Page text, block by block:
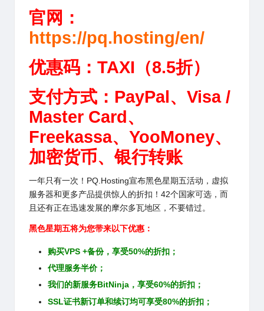
官网：
https://pq.hosting/en/
优惠码： TAXI（8.5折）
支付方式： PayPal、Visa /
Master Card、
Freekassa、YooMoney、
加密货币、银行转账
一年只有一次！PQ.Hosting宣布黑色星期五活动，虚拟
服务器和更多产品提供惊人的折扣！42个国家可选，而
且还有正在迅速发展的摩尔多瓦地区，不要错过。
黑色星期五将为您带来以下优惠：
购买VPS +备份，享受50%的折扣；
代理服务半价；
我们的新服务BitNinja，享受60%的折扣；
SSL证书新订单和续订均可享受80%的折扣；